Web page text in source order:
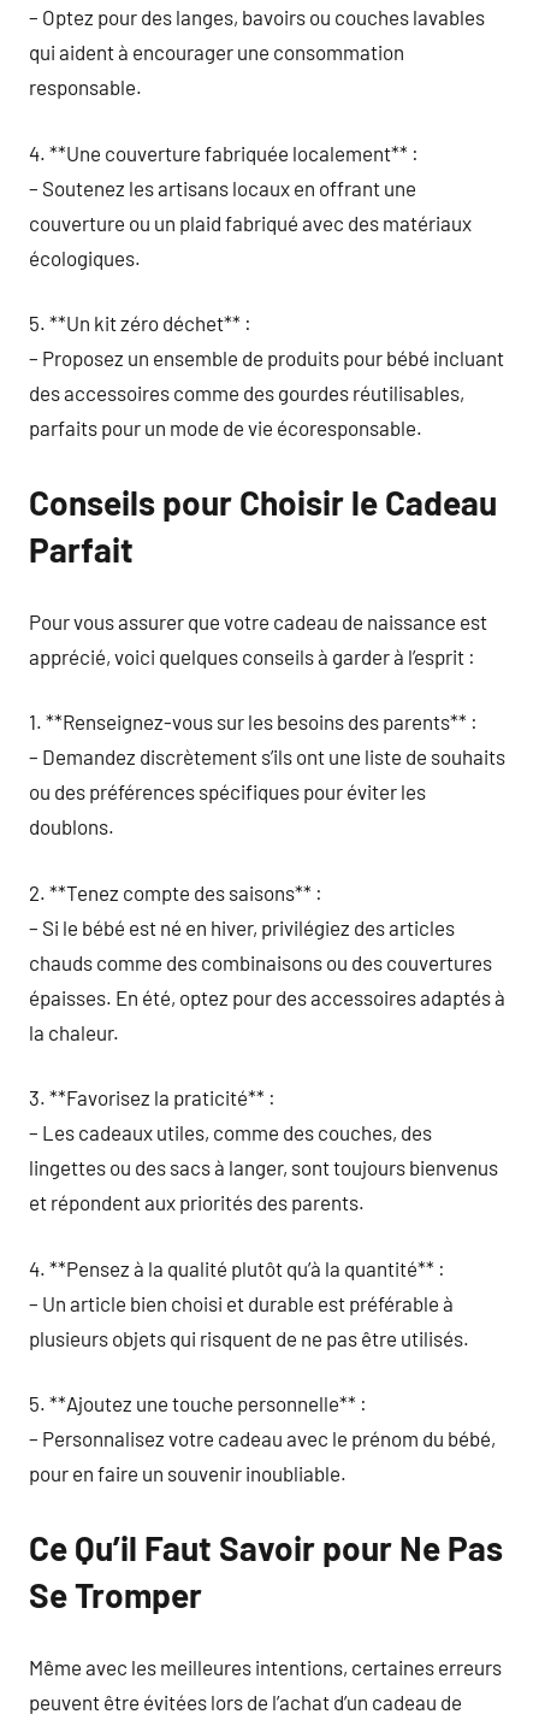
– Optez pour des langes, bavoirs ou couches lavables
qui aident à encourager une consommation
responsable.
4. **Une couverture fabriquée localement** :
– Soutenez les artisans locaux en offrant une
couverture ou un plaid fabriqué avec des matériaux
écologiques.
5. **Un kit zéro déchet** :
– Proposez un ensemble de produits pour bébé incluant
des accessoires comme des gourdes réutilisables,
parfaits pour un mode de vie écoresponsable.
Conseils pour Choisir le Cadeau
Parfait
Pour vous assurer que votre cadeau de naissance est
apprécié, voici quelques conseils à garder à l’esprit :
1. **Renseignez-vous sur les besoins des parents** :
– Demandez discrètement s’ils ont une liste de souhaits
ou des préférences spécifiques pour éviter les
doublons.
2. **Tenez compte des saisons** :
– Si le bébé est né en hiver, privilégiez des articles
chauds comme des combinaisons ou des couvertures
épaisses. En été, optez pour des accessoires adaptés à
la chaleur.
3. **Favorisez la praticité** :
– Les cadeaux utiles, comme des couches, des
lingettes ou des sacs à langer, sont toujours bienvenus
et répondent aux priorités des parents.
4. **Pensez à la qualité plutôt qu’à la quantité** :
– Un article bien choisi et durable est préférable à
plusieurs objets qui risquent de ne pas être utilisés.
5. **Ajoutez une touche personnelle** :
– Personnalisez votre cadeau avec le prénom du bébé,
pour en faire un souvenir inoubliable.
Ce Qu’il Faut Savoir pour Ne Pas
Se Tromper
Même avec les meilleures intentions, certaines erreurs
peuvent être évitées lors de l’achat d’un cadeau de